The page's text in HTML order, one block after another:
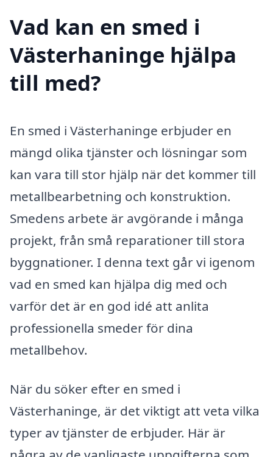
Vad kan en smed i
Västerhaninge hjälpa
till med?
En smed i Västerhaninge erbjuder en
mängd olika tjänster och lösningar som
kan vara till stor hjälp när det kommer till
metallbearbetning och konstruktion.
Smedens arbete är avgörande i många
projekt, från små reparationer till stora
byggnationer. I denna text går vi igenom
vad en smed kan hjälpa dig med och
varför det är en god idé att anlita
professionella smeder för dina
metallbehov.
När du söker efter en smed i
Västerhaninge, är det viktigt att veta vilka
typer av tjänster de erbjuder. Här är